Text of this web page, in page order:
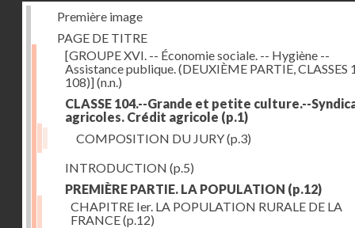
Première image
PAGE DE TITRE
[GROUPE XVI. -- Économie sociale. -- Hygiène --
Assistance publique. (DEUXIÈME PARTIE, CLASSES
108)](n.n.)
CLASSE 104.--Grande et petite culture.--
agricoles. Crédit agricole (p.1)
COMPOSITION DU JURY(p.3)
INTRODUCTION (p.5)
PREMIÈRE PARTIE. LA POPULATION (p.12)
CHAPITRE Ier. LA POPULATION RURALE DE LA
FRANCE(p.12)